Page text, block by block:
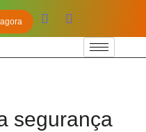
segurança